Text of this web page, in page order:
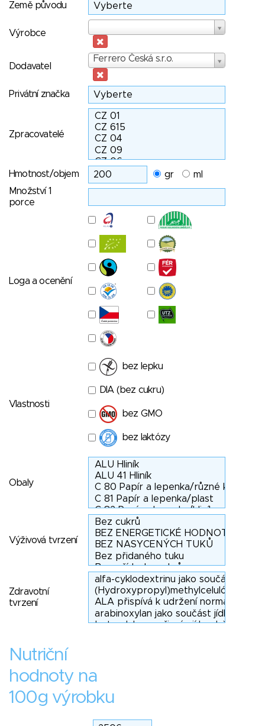
Země původu
Výrobce
Dodavatel
Ferrero Česká s.r.o.
Dodavatel
Privátní značka
Zpracovatelé
Hmotnost/objem gr
ml
Množství 1
porce
Loga a ocenění
Vlastnosti
bez lepku
DIA (bez cukru)
bez GMO
bez laktózy
Obaly
Výživová tvrzení
Zdravotní
tvrzení
Nutriční
hodnoty na
100g výrobku